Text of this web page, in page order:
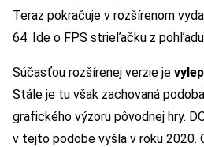
Teraz pokračuje v rozšírenom
64. Ide o FPS strieľačku z
Súčasťou rozšírenej verzie je
Stále je tu však zachovaná
grafického výzoru pôvodnej hry.
v tejto podobe vyšla v roku 2020.